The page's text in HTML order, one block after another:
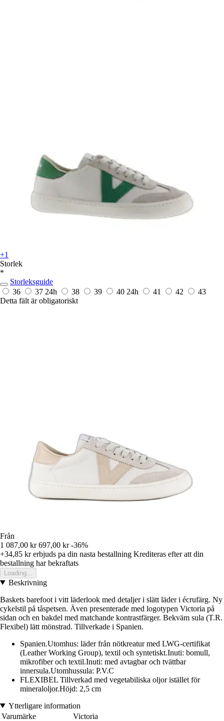
+1
Storlek
*
Storleksguide
36
37 24h 38 39 40 24h 41 42
43
Detta fält är obligatoriskt
Från
1 087,00 kr 697,00 kr -36%
+34,85 krerbjuds pa din nasta bestallning Krediteras efter att din
bestallning har bekraftats
Loading...
Beskrivning
Baskets barefoot i vitt läderlook med detaljer i slätt läder i écrufärg. Ny
cykelstil på tåspetsen. Även presenterade med logotypen Victoria på
sidan och en bakdel med matchande kontrastfärger. Bekväm sula (T.R.
Flexibel) lätt mönstrad. Tillverkade i Spanien.
Spanien.Utomhus: läder från nötkreatur med LWG-certifikat
(Leather Working Group), textil och syntetiskt.Inuti: bomull,
mikrofiber och textil.Inuti: med avtagbar och tvättbar
innersula.Utomhussula: P.V.C
FLEXIBEL Tillverkad med vegetabiliska oljor istället för
mineraloljor.Höjd: 2,5 cm
Ytterligare information
Varumärke
Victoria